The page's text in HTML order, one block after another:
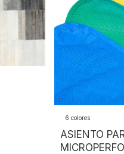
6 colores
ASIENTO